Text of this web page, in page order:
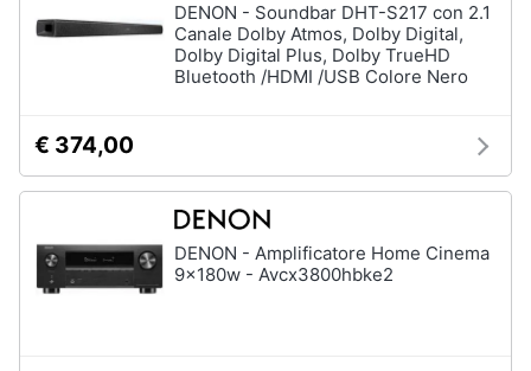
DENON - Soundbar DHT-S217 con 2.1
Canale Dolby Atmos, Dolby Digital,
Dolby Digital Plus, Dolby TrueHD
Bluetooth /HDMI /USB Colore Nero
€ 374,00
DENON - Amplificatore Home Cinema
9x180w - Avcx3800hbke2